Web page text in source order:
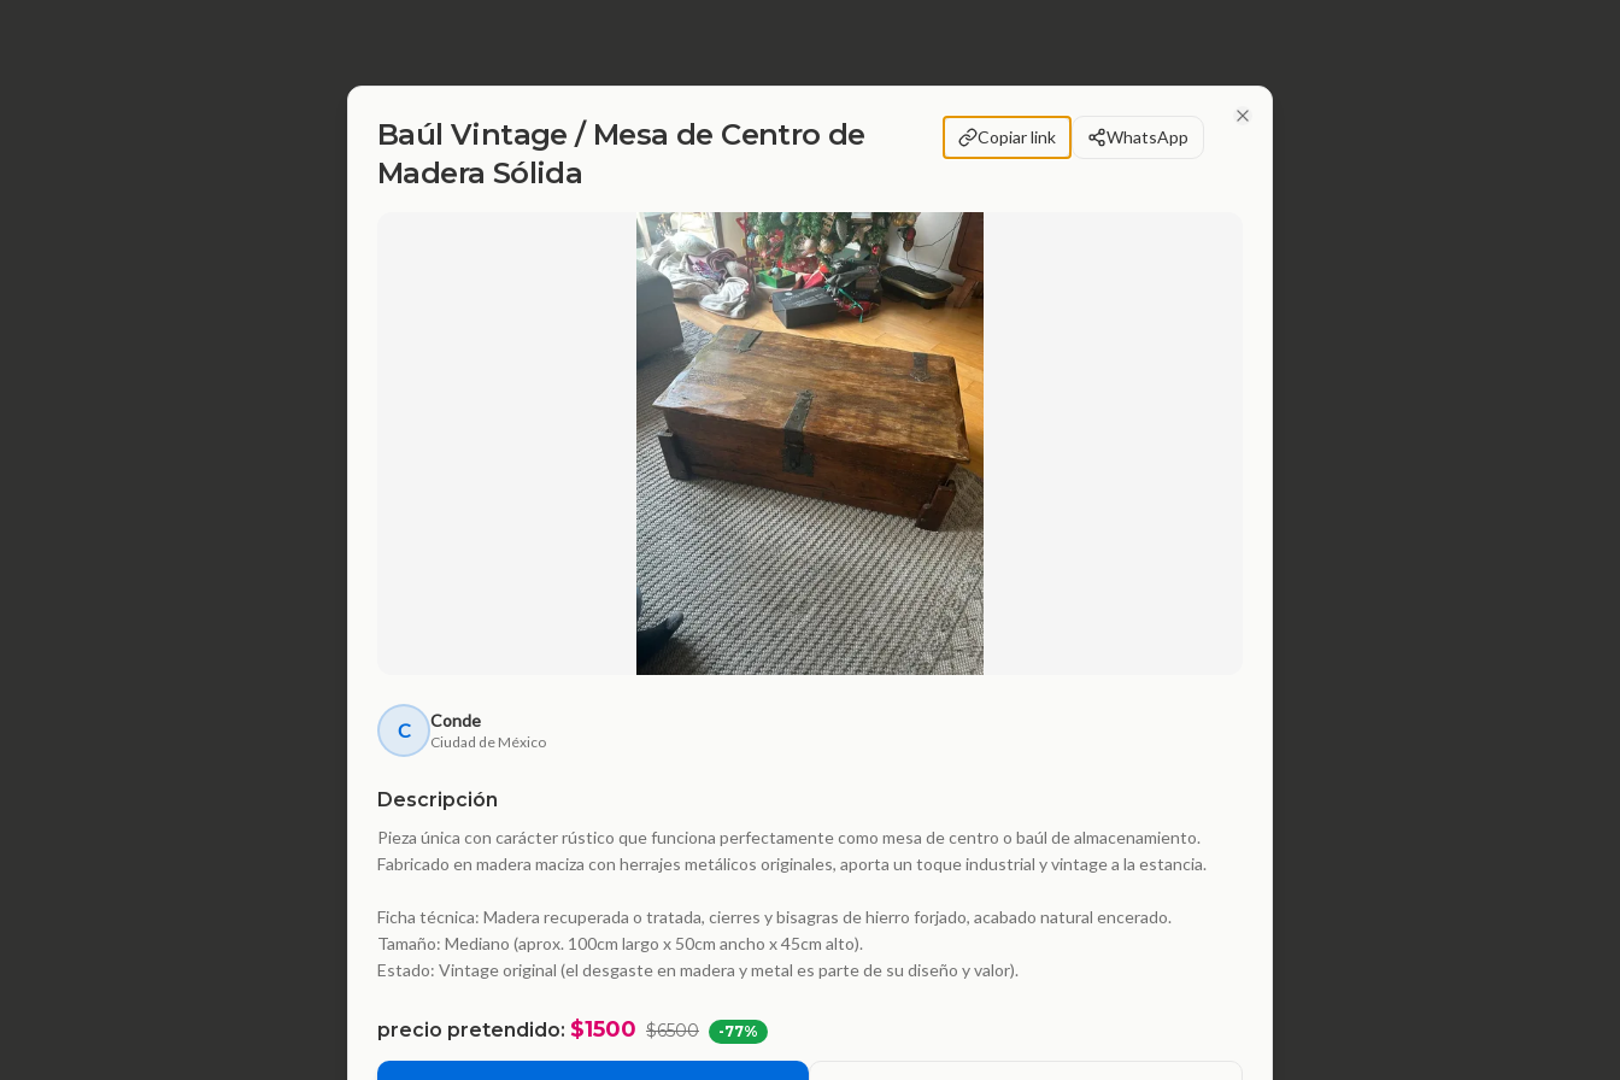
Baúl Vintage / Mesa de Centro de
Madera Sólida
Copiar link WhatsApp
C Conde
Ciudad de México
Descripción
Pieza única con carácter rústico que funciona perfectamente como mesa de centro o baúl de almacenamiento.
Fabricado en madera maciza con herrajes metálicos originales, aporta un toque industrial y vintage a la estancia.
Ficha técnica: Madera recuperada o tratada, cierres y bisagras de hierro forjado, acabado natural encerado.
Tamaño: Mediano (aprox. 100cm largo x 50cm ancho x 45cm alto).
Estado: Vintage original (el desgaste en madera y metal es parte de su diseño y valor).
precio pretendido: $1500 $6500 -77%